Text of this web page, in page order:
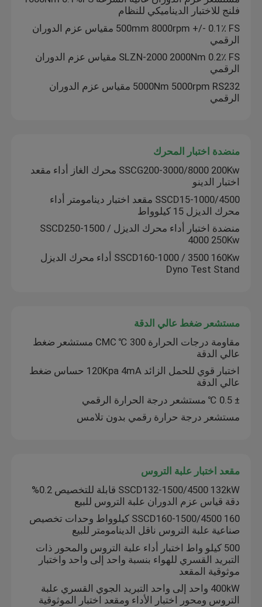
اختبار دينامومتر المحرك
مقياس قوة اختبار المحرك
دينامومتر ناقل الحركة
مقعد الاختبار الديناميكي
جهاز قياس استهلاك الوقود
مقياس عزم الدوران الرقمي
مستشعر ضغط عالي الدقة
مقعد اختبار علبة التروس
وحدة الحصول على البيانات المحمولة
محرك كهربائي
تعزيز مكيف الهواء
آلة تكييف المبرد
إيدي دينامومتر التيار
فلنج للاختبار الديناميكي للنظام
500mm 8000rpm +/- 0.1٪ FS مقياس عزم الدوران
الرقمي
SLZN-2000 2000Nm 0.2٪ FS مقياس عزم الدوران
الرقمي
5000Nm 5000rpm RS232 مقياس عزم الدوران
الرقمي
منضدة اختبار المحرك
SSCG200-3000/8000 200Kw محرك الغاز أداء مقعد
اختبار الدينو
SSCD15-1000/4500 مقعد اختبار دينامومتر أداء
محرك الديزل 15 كيلوواط
منضدة اختبار أداء محرك الديزل SSCD250-1500 /
4000 250Kw
SSCD160-1000 / 3500 160Kw أداء محرك الديزل
Dyno Test Stand
مستشعر ضغط عالي الدقة
مقاومة درجات الحرارة 300 ℃ CMC مستشعر ضغط
عالي الدقة
اختبار قوي للحمل الزائد 120Kpa 4mA حساس ضغط
عالي الدقة
± 0.5 ℃ مستشعر درجة الحرارة الرقمي
مستشعر درجة حرارة رقمي بدون تلامس
مقعد اختبار علبة التروس
SSCD132-1500/4500 132kW قابلة للتخصيص 0.2%
دقة قياس عزم الدوران علبة التروس للبيع
SSCD160-1500/4500 160 كيلوواط وحدات تخصيص
صناعية علبة التروس ناقل الدينامومتر للبيع
500 كيلو واط اختبار أداء علبة التروس والمحور ذات
التبريد القسري للهواء بنسبة واحد إلى واحد واختبار
موثوقية المقعد
400kW واحد إلى واحد التبريد الجوي القسري علبة
التروس ومحور اختبار الأداء ومقعد اختبار الموثوقية